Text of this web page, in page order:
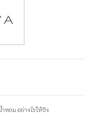
หอม อย่างไรให้ปัง